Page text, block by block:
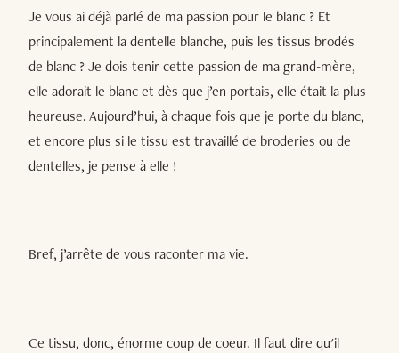
Je vous ai déjà parlé de ma passion pour le blanc ? Et
principalement la dentelle blanche, puis les tissus brodés
de blanc ? Je dois tenir cette passion de ma grand-mère,
elle adorait le blanc et dès que j’en portais, elle était la plus
heureuse. Aujourd’hui, à chaque fois que je porte du blanc,
et encore plus si le tissu est travaillé de broderies ou de
dentelles, je pense à elle !
Bref, j’arrête de vous raconter ma vie.
Ce tissu, donc, énorme coup de coeur. Il faut dire qu'il